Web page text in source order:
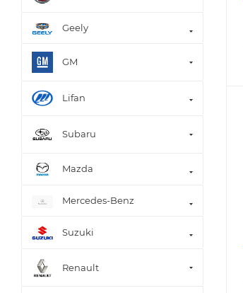
Geely
GM
Lifan
Subaru
Mazda
Mercedes-Benz
Suzuki
Renault